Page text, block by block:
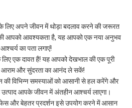
लिए अपने जीवन में थोड़ा बदलाव करने की जरूरत
आपको आवश्यकता है, यह आपको एक नया अनुभव
का पता लगाएं!
लिए एक दावत है! यह आपको देखभाल की एक पूरी
आराम और सुंदरता का आनंद ले सकें!
की विभिन्न समस्याओं को आसानी से हल करेंगे और
आपके जीवन में अंतहीन आश्चर्य लाएगा।
और बेहतर प्रदर्शन इसे उपयोग करने में आसान